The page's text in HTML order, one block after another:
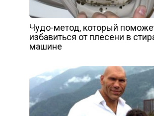
Чудо-метод, который
избавиться от плесени в
машине